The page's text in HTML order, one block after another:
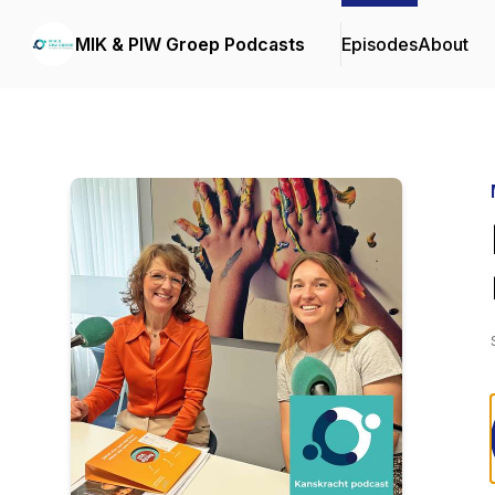
MIK & PIW Groep Podcasts EpisodesAbout